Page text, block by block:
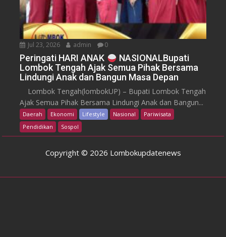
Jul 23, 2026 admin 0
Peringati HARI ANAK
NASIONALBupati
Lombok Tengah Ajak Semua Pihak Bersama
Lindungi Anak dan Bangun Masa Depan
Lombok Tengah(lombokUP) – Bupati Lombok Tengah
Ajak Semua Pihak Bersama Lindungi Anak dan Bangun...
Daerah Ekonomi Lifestyle Nasional
Pariwisata
Pendidikan
Sospol
Copyright © 2026 Lombokupdatenews